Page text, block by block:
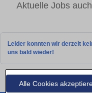
Alle Cookies
Aktuelle Jobs
Leider konnten wir derzeit
uns bald wieder!